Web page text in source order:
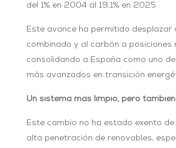
del 1% en 2004 al 19,1% en 2025
Este avance ha permitido desplazar
combinado y al carbón a posiciones
consolidando a España como uno
más avanzados en transición
Un sistema más limpio, pero
Este cambio no ha estado exento
alta penetración de renovables,